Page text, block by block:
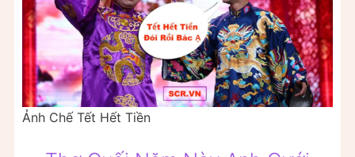
Ảnh Chế Tết Hết Tiền